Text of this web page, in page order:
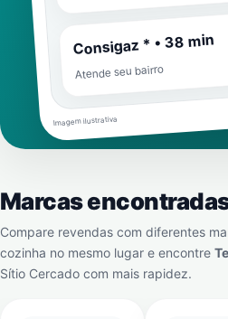
Consigaz * • 38 min
Atende seu bairro
Imagem ilustrativa
Marcas
Compare revendas com diferentes
cozinha no mesmo lugar e encontre
Sítio Cercado com mais rapidez.